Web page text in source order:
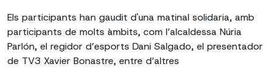
Els participants han gaudit d'una matinal solidaria, amb
participants de molts àmbits, com l’alcaldessa Núria
Parlón, el regidor d’esports Dani Salgado, el presentador
de TV3 Xavier Bonastre, entre d’altres